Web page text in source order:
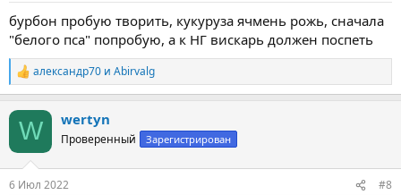
бурбон пробую творить, кукуруза ячмень рожь, сначала
"белого пса" попробую, а к НГ вискарь должен поспеть
Р
е
к
ц
александр70 и Abirvalg
W wertyn
Проверенный Зарегистрирован
6 Июл 2022 #8